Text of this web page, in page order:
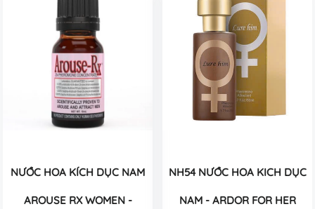
NƯỚC HOA KÍCH DỤC NAM
AROUSE RX WOMEN -
NH54 NƯỚC HOA KICH DỤC
NAM - ARDOR FOR HER